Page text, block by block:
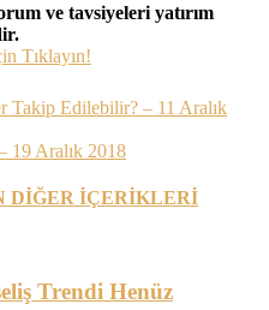
ve tavsiyeleri yatırım
Tıklayın!
Takip Edilebilir? – 11 Aralık
19 Aralık 2018
DİĞER İÇERİKLERİ
Trendi Henüz